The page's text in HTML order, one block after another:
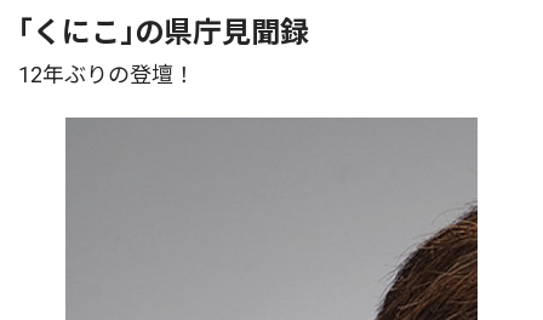
｢くにこ｣の県庁見聞録
12年ぶりの登壇！